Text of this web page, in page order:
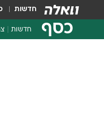
חדשות
כסף חדשות